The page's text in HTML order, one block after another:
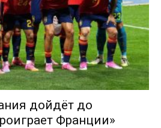
дойдёт до
Франции»